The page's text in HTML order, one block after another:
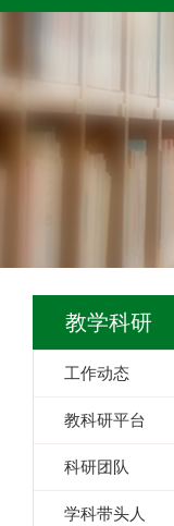
教学科研
工作动态
教科研平台
科研团队
学科带头人